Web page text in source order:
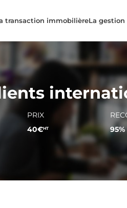
transaction immobilièreLa
PRIX
40€HT
95%